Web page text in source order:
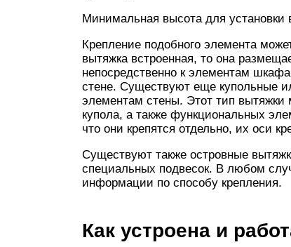
Минимальная высота для установки
Крепление подобного элемента
вытяжка встроенная, то она
непосредственно к элементам
стене. Существуют еще купольные
элементам стены. Этот тип вытяжки
купола, а также функциональных
что они крепятся отдельно, их оси
Существуют также островные
специальных подвесок. В любом
информации по способу крепления.
Как устроена и